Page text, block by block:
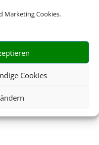
Marketing Cookies.
Cookies